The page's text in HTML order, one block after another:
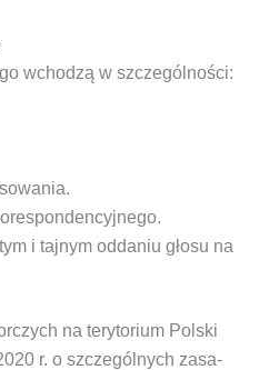
wcho­dzą w szczególności:
i taj­nym odda­niu gło­su na
na terytorium Polski
r. o szcze­gól­nych zasa­